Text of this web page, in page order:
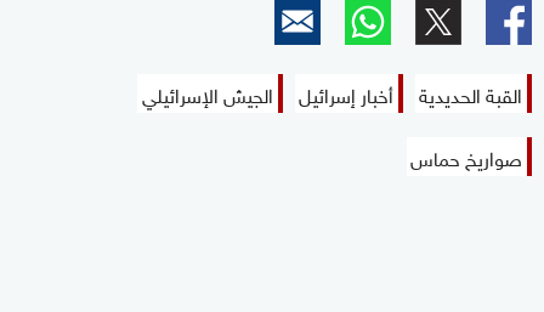
القبة الحديدية أخبار إسرائيل
الجيش الإسرائيلي
صواريخ حماس